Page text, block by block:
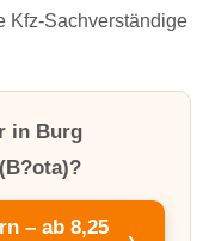
Kfz-Sachverständige
in Burg
– ab 8,25